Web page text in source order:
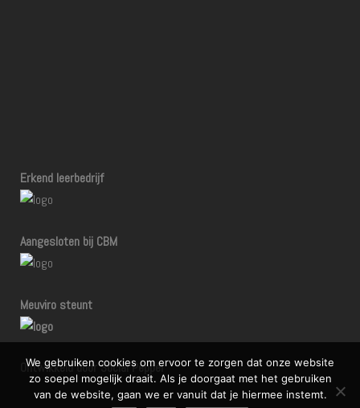
Erkend leerbedrijf
Aangesloten bij CBM
Meuviro steunt
Ontwikkeld door Social Pepper
We gebruiken cookies om ervoor te zorgen dat onze website
zo soepel mogelijk draait. Als je doorgaat met het gebruiken
van de website, gaan we er vanuit dat je hiermee instemt.